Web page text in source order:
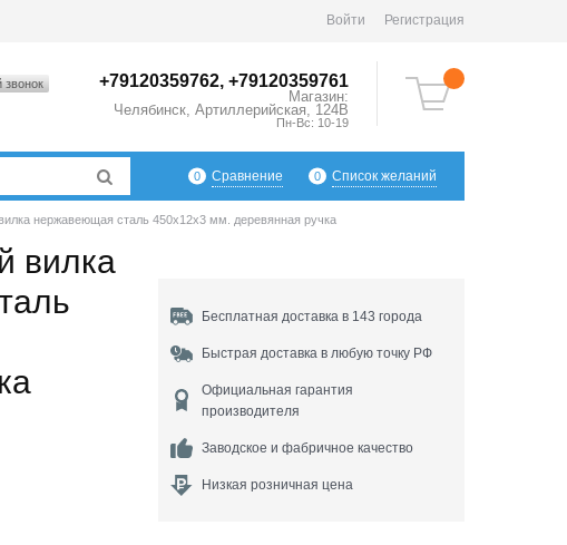
Войти Регистрация
+79120359762, +79120359761
Магазин:
Челябинск Артиллерийская, 124В
Пн-Вс: 10-19
0 Сравнение 0 Список желаний
нержавеющая сталь 450х12х3 мм. деревянная ручка
вилка
Бесплатная доставка в 143 города
Быстрая доставка в любую точку РФ
Официальная гарантия
производителя
Заводское и фабричное качество
Низкая розничная цена